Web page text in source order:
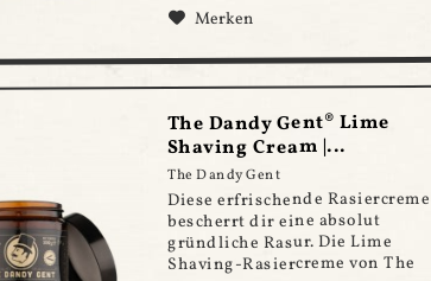
deine...
Merken
The Dandy Gent® Lime
Shaving Cream |...
The Dandy Gent
Diese erfrischende Rasiercreme
bescherrt dir eine absolut
gründliche Rasur. Die Lime
Shaving-Rasiercreme von The